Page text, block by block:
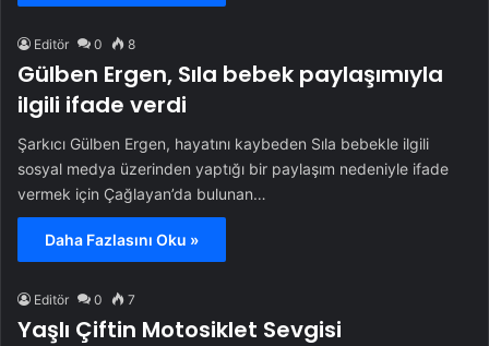
Editör 0 8
Gülben Ergen, Sıla bebek paylaşımıyla
ilgili ifade verdi
Şarkıcı Gülben Ergen, hayatını kaybeden Sıla bebekle ilgili
sosyal medya üzerinden yaptığı bir paylaşım nedeniyle ifade
vermek için Çağlayan’da bulunan…
Daha Fazlasını Oku »
Editör 0 7
Yaşlı Çiftin Motosiklet Sevgisi